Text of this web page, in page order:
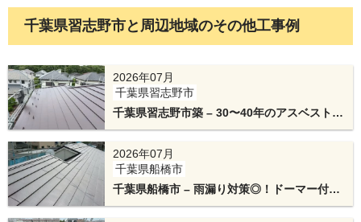
棟板金の下地には、テイガクオリジナルの金属下
地「エスヌキ」を使用します。テイガクの棟工事
の工法は雨水が入りずらい設計で特許を取得して
います。
千葉県習志野市と周辺地域のその他工事例
2026年07月
千葉県習志野市
千葉県習志野市築 – 30〜40年のアスベスト入
り屋根をカバー工法で金属屋根『横暖ルーフ
αプレミアムS』にリフォーム！
2026年07月
千葉県船橋市
千葉県船橋市 – 雨漏り対策◎！ドーマー付き
屋根を手頃なテイガクルーフでカバー工法